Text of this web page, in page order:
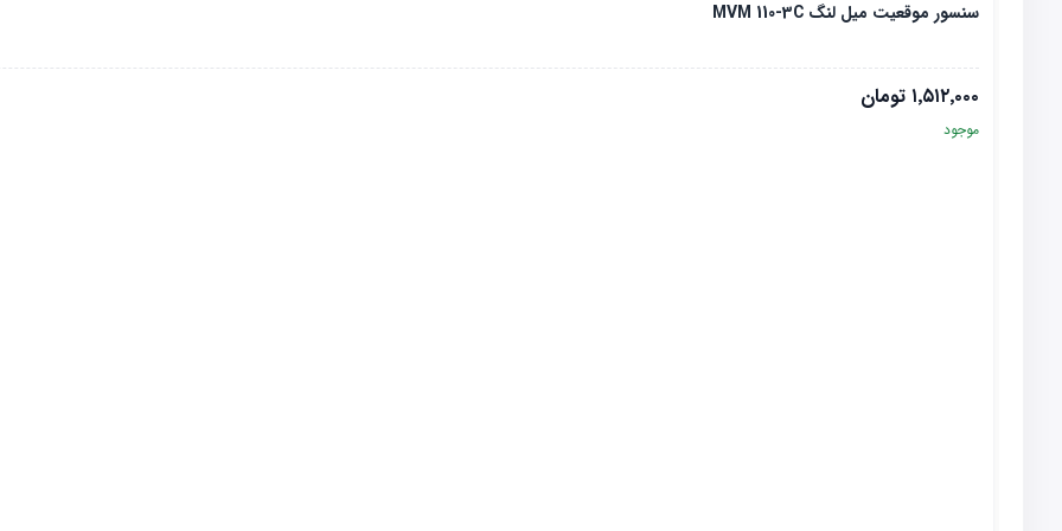
سنسور موقعیت میل لنگ MVM 110-3C
۱٬۵۱۲٬۰۰۰ تومان
موجود